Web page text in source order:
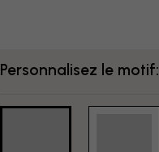
Personnalisez le motif: